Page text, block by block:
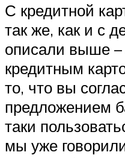
С кредитной
так же, как и с
описали выше –
кредитным
то, что вы
предложением
таки
мы уже